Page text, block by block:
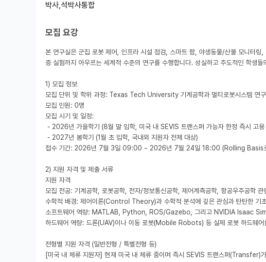
박사,석박사통합
모집 요강
본 연구실은 군집 로봇 제어, 인프라 시설 점검, 스마트 팜, 야생동물/산불 모니터
증 실험까지 아우르는 세계적 수준의 연구를 수행합니다. 성실하고 주도적인 학생들
1) 모집 정보
모집 단위 및 학위 과정: Texas Tech University 기계공학과 멀티로봇시스템 연
모집 인원: 0명
모집 시기 및 일정:
접수 기간: 2026년 7월 3일 09:00 ~ 2026년 7월 24일 18:00 (Rolling Basis로
2) 지원 자격 및 제출 서류
지원 자격
모집 전공: 기계공학, 로봇공학, 전자/정보통신공학, 제어계측공학, 항공우주공학 관
수학적 배경: 제어이론(Control Theory)과 수학적 분석에 깊은 관심과 탄탄한 기
소프트웨어 역량: MATLAB, Python, ROS/Gazebo, 그리고 NVIDIA Isaac Sim
하드웨어 역량: 드론(UAV)이나 이동 로봇(Mobile Robots) 등 실제 로봇 하드웨어
전형별 지원 자격 (일반전형 / 특별전형 등)
[미국 내 체류 지원자] 현재 미국 내 체류 중이며 즉시 SEVIS 트랜스퍼(Transfer)